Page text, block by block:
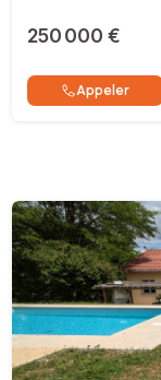
250 000 €
Appeler